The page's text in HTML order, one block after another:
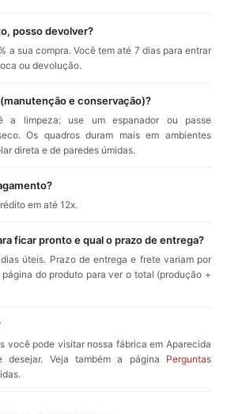
posso devolver?
a sua compra. Você tem até 7 dias para entrar
ou devolução.
e conservação)?
a limpeza: use um espanador ou passe
Os quadros duram mais em ambientes
direta e de paredes úmidas.
em até 12x.
ficar pronto e qual o prazo de entrega?
úteis. Prazo de entrega e frete variam por
do produto para ver o total (produção +
você pode visitar nossa fábrica em Aparecida
desejar. Veja também a página Perguntas